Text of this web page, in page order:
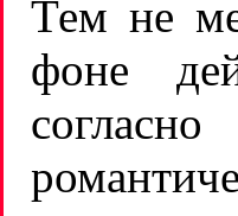
Тем не
фоне